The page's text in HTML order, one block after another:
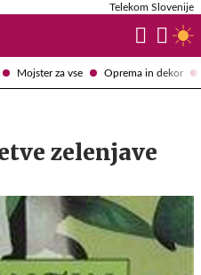
Mojster za vse Oprema in dekor
Telekom Slovenije
zelenjave